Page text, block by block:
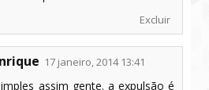
Excluir
17 janeiro, 2014 13:41
assim gente. a expulsão é